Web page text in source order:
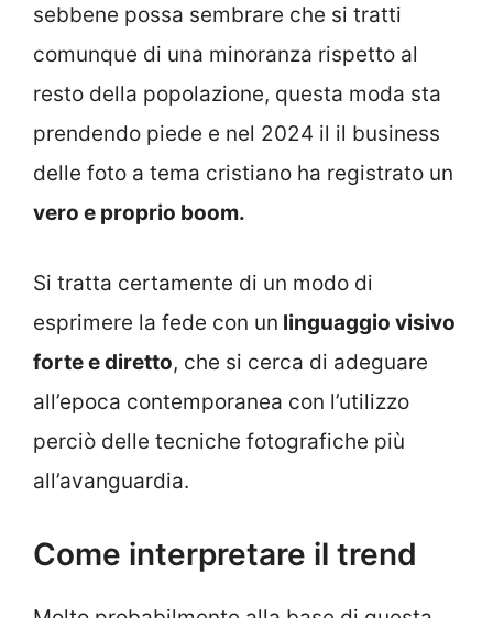
sebbene possa sembrare che si tratti
comunque di una minoranza rispetto al
resto della popolazione, questa moda sta
prendendo piede e nel 2024 il il business
delle foto a tema cristiano ha registrato un
vero e proprio boom.
Si tratta certamente di un modo di
esprimere la fede con un linguaggio visivo
forte e diretto, che si cerca di adeguare
all’epoca contemporanea con l’utilizzo
perciò delle tecniche fotografiche più
all’avanguardia.
Come interpretare il trend